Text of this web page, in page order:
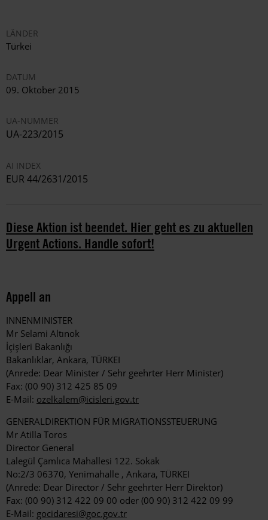
LÄNDER
Türkei
DATUM
09. Oktober 2015
UA-NUMMER
UA-223/2015
AI INDEX
EUR 44/2631/2015
Diese Aktion ist beendet. Hier geht es zu aktuellen
Urgent Actions. Handle sofort!
Appell an
INNENMINISTER
Mr Selami Altınok
İçişleri Bakanlığı
Bakanlıklar, Ankara, TÜRKEI
(Anrede: Dear Minister / Sehr geehrter Herr Minister)
Fax: (00 90) 312 425 85 09
E-Mail: ozelkalem@icisleri.gov.tr
GENERALDIREKTION FÜR MIGRATIONSSTEUERUNG
Mr Atilla Toros
Director General
Lalegül Çamlıca Mahallesi 122. Sokak
No:2/3 06370, Yenimahalle , Ankara, TÜRKEI
(Anrede: Dear Director / Sehr geehrter Herr Direktor)
Fax: (00 90) 312 422 09 00 oder (00 90) 312 422 09 99
E-Mail: gocidaresi@goc.gov.tr